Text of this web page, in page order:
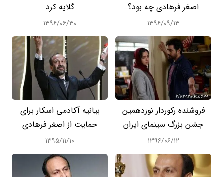
اصغر فرهادی چه بود؟
۱۳۹۶/۰۹/۱۳
گلایه کرد
۱۳۹۶/۰۶/۳۰
فروشنده رکوردار نوزدهمین
جشن بزرگ سینمای ایران
۱۳۹۶/۰۶/۱۲
بیانیه آکادمی اسکار برای
حمایت از اصغر فرهادی
۱۳۹۵/۱۱/۱۰